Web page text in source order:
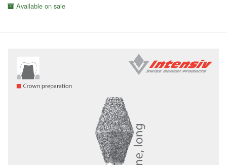
Available on sale